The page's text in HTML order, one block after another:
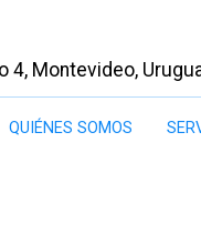
4, Montevideo,
QUIÉNES SOMOS